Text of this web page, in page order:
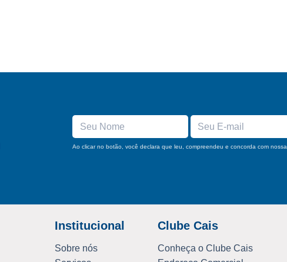
Ao clicar no botão, você declara que leu, compreendeu e concorda com nossa
Institucional
Sobre nós
Clube Cais
Conheça o Clube Cais